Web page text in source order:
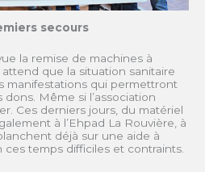
secours
la remise de machines à
attend que la situation sanitaire
manifestations qui permettront
Même si l’association
Ces derniers jours, du matériel
à l’Ehpad La Rouvière, à
déjà sur une aide à
temps difficiles et contraints.